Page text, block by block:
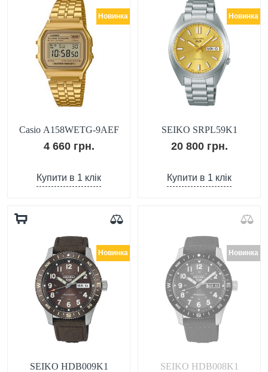
Новинка
Casio A158WETG-9AEF
4 660 грн.
Купити в 1 клік
Новинка
SEIKO SRPL59K1
20 800 грн.
Купити в 1 клік
Новинка
SEIKO HDB009K1
Новинка
SEIKO HDB008K1